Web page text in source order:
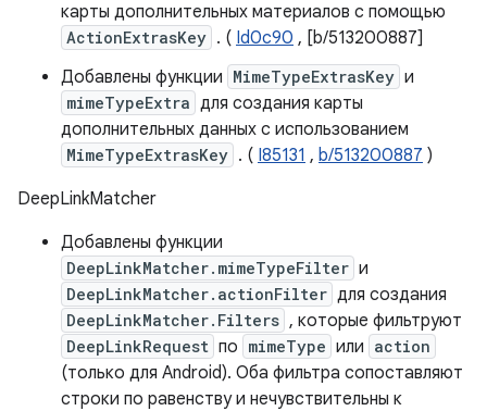
карты дополнительных материалов с помощью
ActionExtrasKey . ( Id0c90 , [b/513200887]
Добавлены функции MimeTypeExtrasKey и
mimeTypeExtra для создания карты
дополнительных данных с использованием
MimeTypeExtrasKey . ( I85131 , b/513200887 )
DeepLinkMatcher
Добавлены функции
DeepLinkMatcher.mimeTypeFilter и
DeepLinkMatcher.actionFilter для создания
DeepLinkMatcher.Filters , которые фильтруют
DeepLinkRequest по mimeType или action
(только для Android). Оба фильтра сопоставляют
строки по равенству и нечувствительны к